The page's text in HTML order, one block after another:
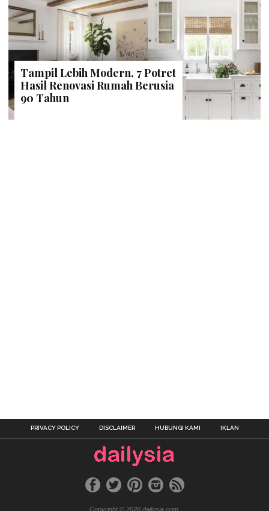
Tampil Lebih Modern, 7 Potret
Hasil Renovasi Rumah Berusia
90 Tahun
PRIVACY POLICY DISCLAIMER HUBUNGI KAMI IKLAN
Copyright © 2026 dailysia.com.